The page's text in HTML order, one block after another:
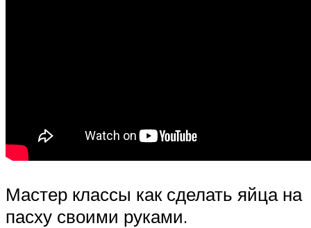
Мастер классы как сделать яйца на
пасху своими руками.